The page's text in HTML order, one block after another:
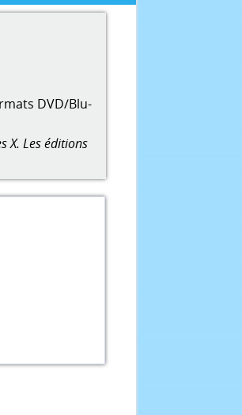
DVD/Blu-
X. Les éditions